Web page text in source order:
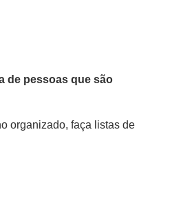
de pessoas que são
organizado, faça listas de